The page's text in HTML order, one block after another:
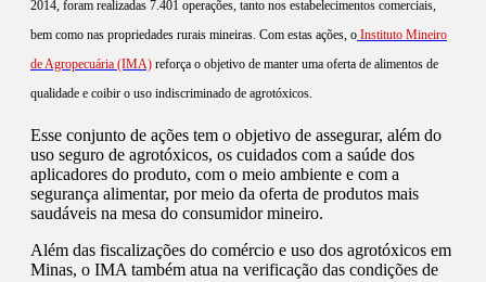
2014, foram realizadas 7.401 operações, tanto nos estabelecimentos comerciais,
bem como nas propriedades rurais mineiras. Com estas ações, o Instituto Mineiro
de Agropecuária (IMA) reforça o objetivo de manter uma oferta de alimentos de
qualidade e coibir o uso indiscriminado de agrotóxicos.
Esse conjunto de ações tem o objetivo de assegurar, além do
uso seguro de agrotóxicos, os cuidados com a saúde dos
aplicadores do produto, com o meio ambiente e com a
segurança alimentar, por meio da oferta de produtos mais
saudáveis na mesa do consumidor mineiro.
Além das fiscalizações do comércio e uso dos agrotóxicos em
Minas, o IMA também atua na verificação das condições de